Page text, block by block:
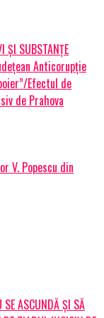
ŞI SUBSTANŢE
Anticorupţie
Efectul de
de Prahova
V. Popescu din
ASCUNDĂ ȘI SĂ